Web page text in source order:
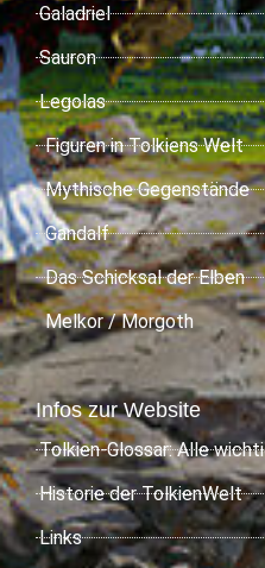
Galadriel
Sauron
Legolas
Figuren in Tolkiens Welt
Mythische Gegenstände
Gandalf
Das Schicksal der Elben
Melkor / Morgoth
Infos zur Website
Tolkien-Glossar: Alle
Historie der TolkienWelt
Links